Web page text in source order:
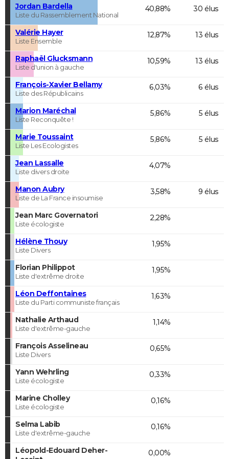
Jordan Bardella
Liste du Rassemblement National
40,88% 30 élus
Valérie Hayer
Liste Ensemble
12,87% 13 élus
Raphaël Glucksmann
Liste d'union à gauche
10,59% 13 élus
François-Xavier Bellamy
Liste des Républicains
6,03% 6 élus
Marion Maréchal
Liste Reconquête !
5,86% 5 élus
Marie Toussaint
Liste Les Ecologistes
5,86% 5 élus
Jean Lassalle
Liste divers droite
4,07%
Manon Aubry
Liste de La France insoumise
3,58% 9 élus
Jean Marc Governatori
Liste écologiste
2,28%
Hélène Thouy
Liste Divers
1,95%
Florian Philippot
Liste d'extrême droite
1,95%
Léon Deffontaines
Liste du Parti communiste français
1,63%
Nathalie Arthaud
Liste d'extrême-gauche
1,14%
François Asselineau
Liste Divers
0,65%
Yann Wehrling
Liste écologiste
0,33%
Marine Cholley
Liste écologiste
0,16%
Selma Labib
Liste d'extrême-gauche
0,16%
Léopold-Edouard Deher-
0,00%